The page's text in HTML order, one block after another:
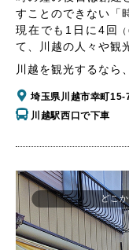
すことのできない「
現在でも1日に4回
て、川越の人々や観
川越を観光するなら
埼玉県川越市幸町15-
川越駅西口で下車
どこ